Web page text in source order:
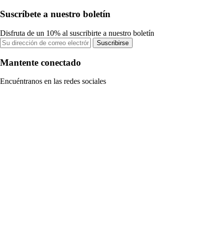
Suscríbete a nuestro boletín
Disfruta de un 10% al suscribirte a nuestro boletín
Suscribirse
Mantente conectado
Encuéntranos en las redes sociales